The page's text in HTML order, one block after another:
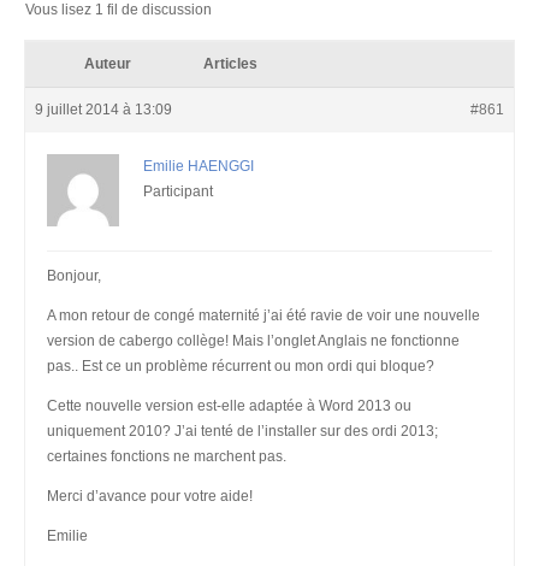
Vous lisez 1 fil de discussion
Auteur Articles
9 juillet 2014 à 13:09 #861
Emilie HAENGGI
Participant
Bonjour,
A mon retour de congé maternité j’ai été ravie de voir une nouvelle
version de cabergo collège! Mais l’onglet Anglais ne fonctionne
pas.. Est ce un problème récurrent ou mon ordi qui bloque?
Cette nouvelle version est-elle adaptée à Word 2013 ou
uniquement 2010? J’ai tenté de l’installer sur des ordi 2013;
certaines fonctions ne marchent pas.
Merci d’avance pour votre aide!
Emilie